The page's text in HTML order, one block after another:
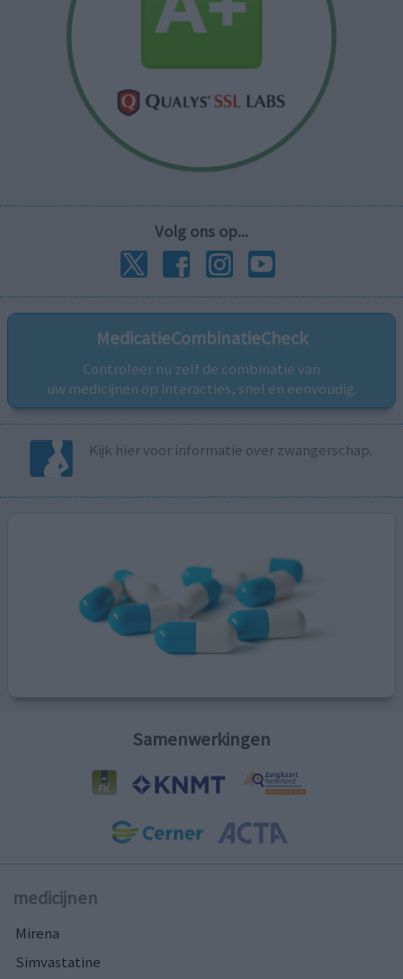
Volg ons op...
MedicatieCombinatieCheck
Controleer nu zelf de combinatie van
uw medicijnen op interacties, snel en eenvoudig.
Kijk hier voor informatie over zwangerschap.
Samenwerkingen
medicijnen
Mirena
Simvastatine